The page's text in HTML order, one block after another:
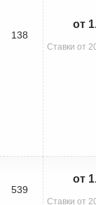
138
от
Ставки от
539
от
Ставки от